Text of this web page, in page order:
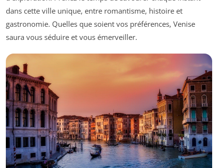
dans cette ville unique, entre romantisme, histoire et
gastronomie. Quelles que soient vos préférences, Venise
saura vous séduire et vous émerveiller.